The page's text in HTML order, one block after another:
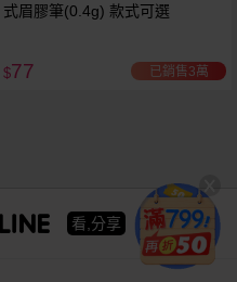
式眉膠筆(0.4g) 款式可選
$77 已銷售3萬
看,分享